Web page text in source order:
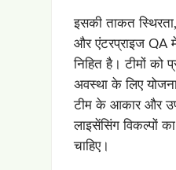
इसकी ताकत
और एंटरप्राइज QA
निहित है। टीमों को
अवस्था के लिए
टीम के आकार और
लाइसेंसिंग विकल्पों
चाहिए।